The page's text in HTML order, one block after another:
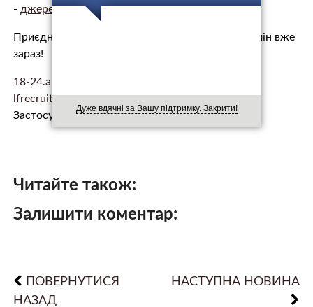
Дуже вдячні за Вашу підтримку. Закрити!
- джерело.
Приєднуйся до найкращих. Ставай частиною змін вже
зараз!
18-24.army.gov.ua
lfrecruiting.com.ua/18-24
Застосунок
Резерв+
Читайте також:
Залишити коментар:
ПОВЕРНУТИСЯ
НАЗАД
НАСТУПНА НОВИНА